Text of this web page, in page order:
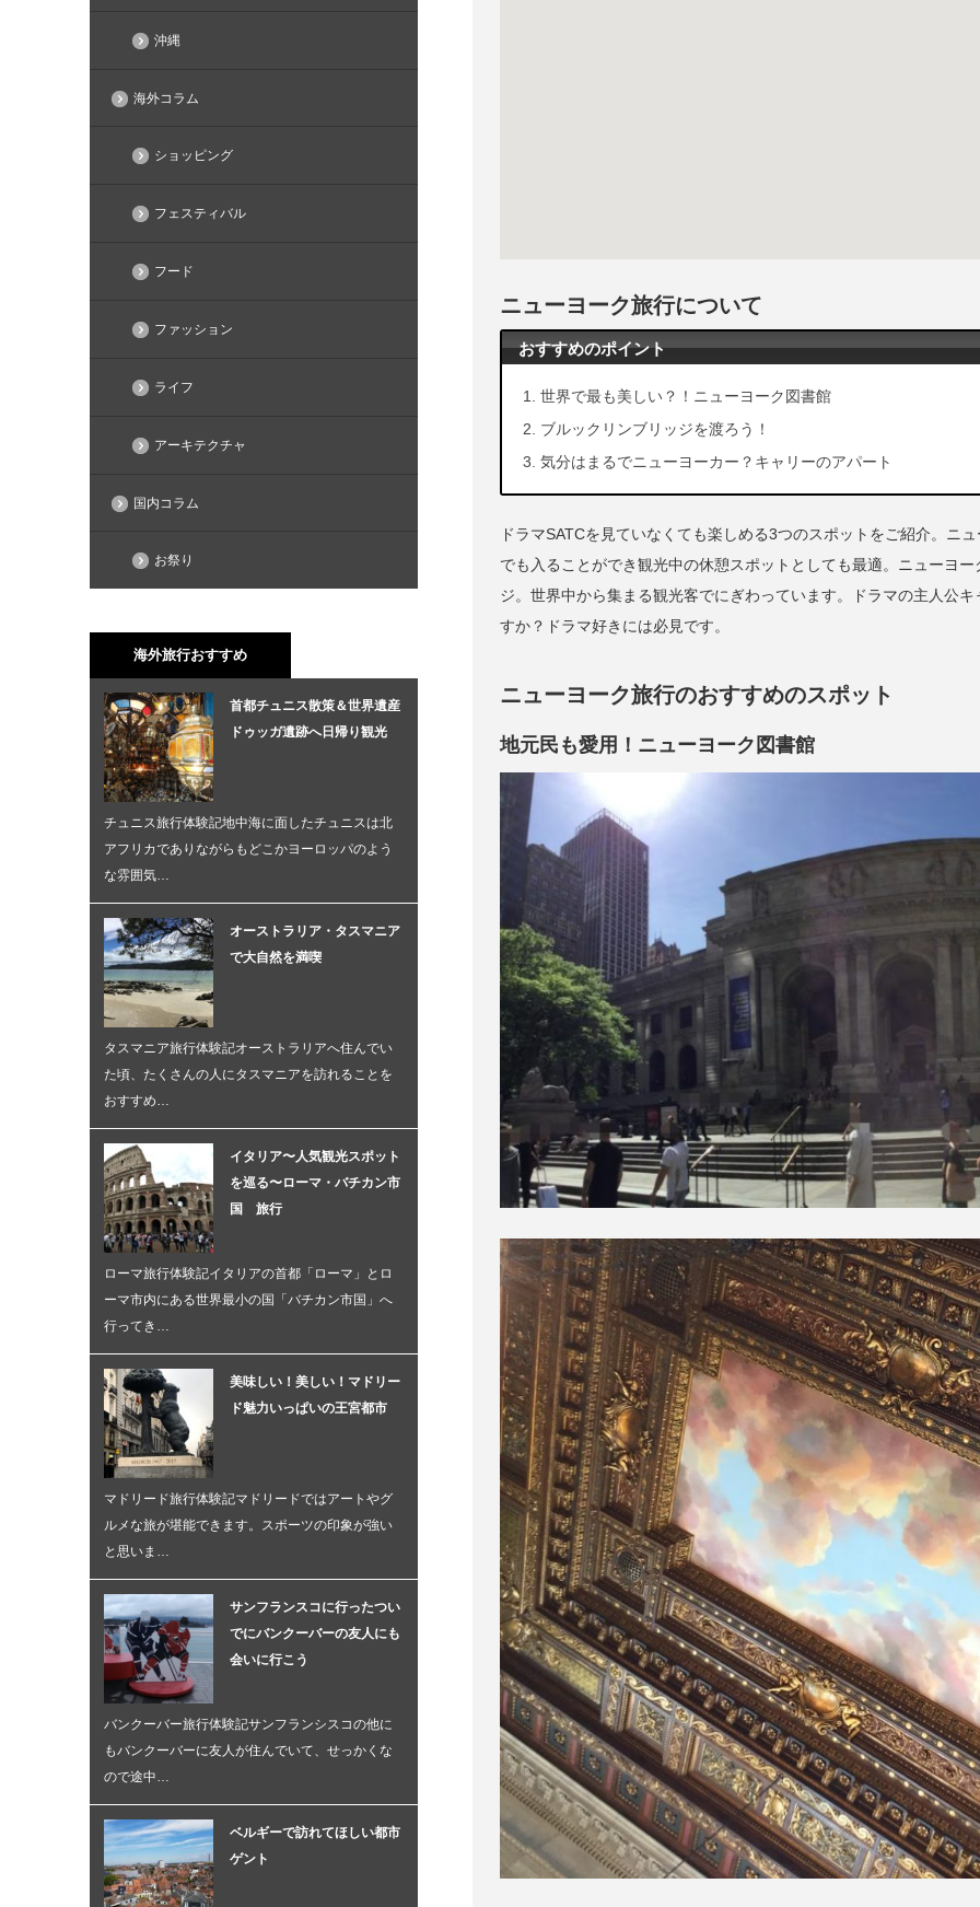
ニューヨーク旅行について
おすすめのポイント
世界で最も美しい？！ニューヨーク図書館
ブルックリンブリッジを渡ろう！
気分はまるでニューヨーカー？キャリーのアパート
ドラマSATCを見ていなくても楽しめる3つのスポットをご紹介。ニ
でも入ることができ観光中の休憩スポットとしても最適。ニューヨ
ジ。世界中から集まる観光客でにぎわっています。ドラマの主人公
すか？ドラマ好きには必見です。
ニューヨーク旅行のおすすめのスポット
地元民も愛用！ニューヨーク図書館
沖縄
海外コラム
ショッピング
フェスティバル
フード
ファッション
ライフ
アーキテクチャ
国内コラム
お祭り
海外旅行おすすめ
首都チュニス散策＆世界遺産
ドゥッガ遺跡へ日帰り観光
チュニス旅行体験記地中海に面したチュニスは北
アフリカでありながらもどこかヨーロッパのよう
な雰囲気…
オーストラリア・タスマニア
で大自然を満喫
タスマニア旅行体験記オーストラリアへ住んでい
た頃、たくさんの人にタスマニアを訪れることを
おすすめ…
イタリア〜人気観光スポット
を巡る〜ローマ・バチカン市
国 旅行
ローマ旅行体験記イタリアの首都「ローマ」とロ
ーマ市内にある世界最小の国「バチカン市国」へ
行ってき…
美味しい！美しい！マドリー
ド魅力いっぱいの王宮都市
マドリード旅行体験記マドリードではアートやグ
ルメな旅が堪能できます。スポーツの印象が強い
と思いま…
サンフランスコに行ったつい
でにバンクーバーの友人にも
会いに行こう
バンクーバー旅行体験記サンフランシスコの他に
もバンクーバーに友人が住んでいて、せっかくな
ので途中…
ベルギーで訪れてほしい都市
ゲント